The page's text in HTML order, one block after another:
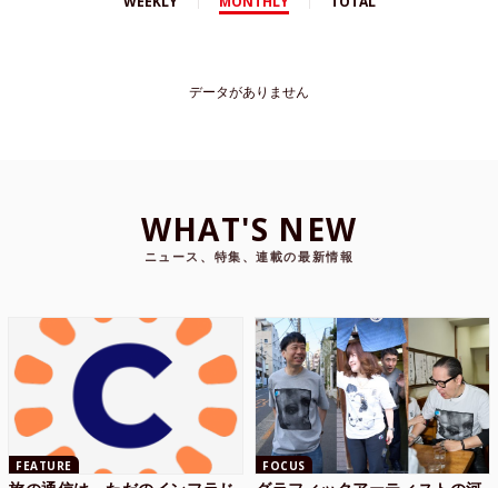
データがありません
WHAT'S NEW
ニュース、特集、連載の最新情報
FEATURE FOCUS